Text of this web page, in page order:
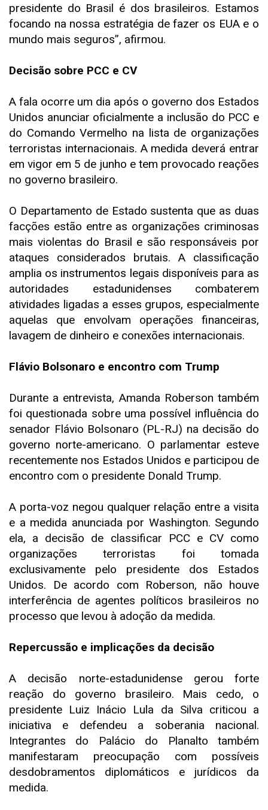
presidente do Brasil é dos brasileiros. Estamos
focando na nossa estratégia de fazer os EUA e o
mundo mais seguros”, afirmou.
Decisão sobre PCC e CV
A fala ocorre um dia após o governo dos Estados
Unidos anunciar oficialmente a inclusão do PCC e
do Comando Vermelho na lista de organizações
terroristas internacionais. A medida deverá entrar
em vigor em 5 de junho e tem provocado reações
no governo brasileiro.
O Departamento de Estado sustenta que as duas
facções estão entre as organizações criminosas
mais violentas do Brasil e são responsáveis por
ataques considerados brutais. A classificação
amplia os instrumentos legais disponíveis para as
autoridades estadunidenses combaterem
atividades ligadas a esses grupos, especialmente
aquelas que envolvam operações financeiras,
lavagem de dinheiro e conexões internacionais.
Flávio Bolsonaro e encontro com Trump
Durante a entrevista, Amanda Roberson também
foi questionada sobre uma possível influência do
senador Flávio Bolsonaro (PL-RJ) na decisão do
governo norte-americano. O parlamentar esteve
recentemente nos Estados Unidos e participou de
encontro com o presidente Donald Trump.
A porta-voz negou qualquer relação entre a visita
e a medida anunciada por Washington. Segundo
ela, a decisão de classificar PCC e CV como
organizações terroristas foi tomada
exclusivamente pelo presidente dos Estados
Unidos. De acordo com Roberson, não houve
interferência de agentes políticos brasileiros no
processo que levou à adoção da medida.
Repercussão e implicações da decisão
A decisão norte-estadunidense gerou forte
reação do governo brasileiro. Mais cedo, o
presidente Luiz Inácio Lula da Silva criticou a
iniciativa e defendeu a soberania nacional.
Integrantes do Palácio do Planalto também
manifestaram preocupação com possíveis
desdobramentos diplomáticos e jurídicos da
medida.